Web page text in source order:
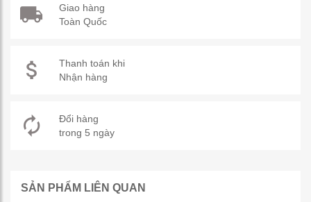
Giao hàng
Toàn Quốc
Thanh toán khi
Nhận hàng
Đổi hàng
trong 5 ngày
SẢN PHẨM LIÊN QUAN